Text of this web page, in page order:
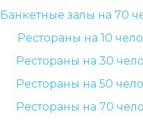
Банкетные залы на 70
Рестораны на 10
Рестораны на 30
Рестораны на 50
Рестораны на 70